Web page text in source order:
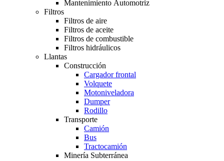
Mantenimiento Automotriz
Filtros
Filtros de aire
Filtros de aceite
Filtros de combustible
Filtros hidráulicos
Llantas
Construcción
Cargador frontal
Volquete
Motoniveladora
Dumper
Rodillo
Transporte
Camión
Bus
Tractocamión
Minería Subterránea